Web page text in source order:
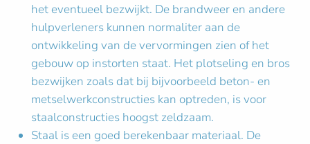
het eventueel bezwijkt. De brandweer en andere
hulpverleners kunnen normaliter aan de
ontwikkeling van de vervormingen zien of het
gebouw op instorten staat. Het plotseling en bros
bezwijken zoals dat bij bijvoorbeeld beton- en
metselwerkconstructies kan optreden, is voor
staalconstructies hoogst zeldzaam.
Staal is een goed berekenbaar materiaal. De